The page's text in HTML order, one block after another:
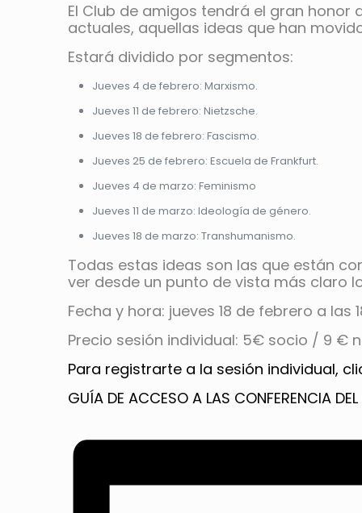
El Club de amigos tendrá el gran
actuales, aquellas ideas que han
Estará dividido por segmentos:
Jueves 4 de febrero: Marxismo.
Jueves 11 de febrero: Nietzsche.
Jueves 18 de febrero: Fascismo.
Jueves 25 de febrero: Escuela de Frankfurt.
Jueves 4 de marzo: Feminismo
Jueves 11 de marzo: Ideología de género.
Jueves 18 de marzo: Transhumanismo.
Todas estas ideas son las que están
ver desde un punto de vista más claro
Fecha y hora: jueves 18 de febrero a las
Precio sesión individual: 5€ socio / 9 €
Para registrarte a la sesión individual,
GUÍA DE ACCESO A LAS CONFERENCIA